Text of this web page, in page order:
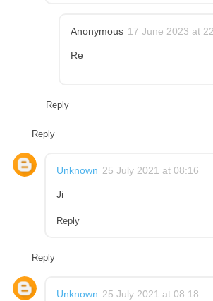
Anonymous 17 June 2023 at
Re
Reply
Reply
Unknown 25 July 2021 at 08:16
Ji
Reply
Reply
Unknown 25 July 2021 at 08:18